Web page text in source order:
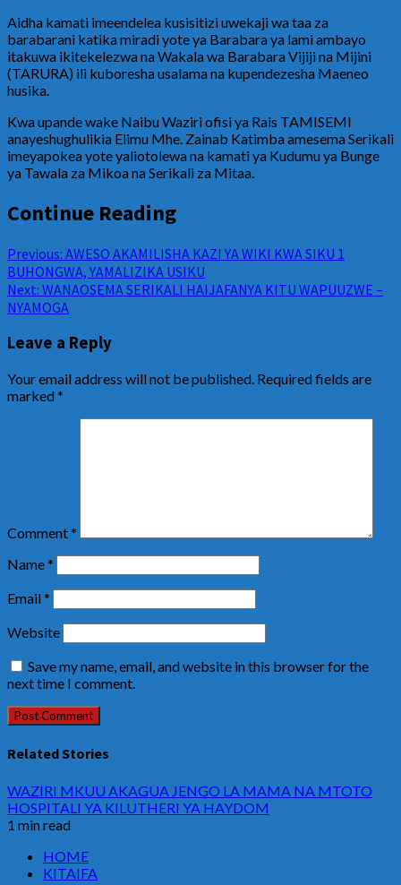
Aidha kamati imeendelea kusisitizi uwekaji wa taa za
barabarani katika miradi yote ya Barabara ya lami ambayo
itakuwa ikitekelezwa na Wakala wa Barabara Vijiji na Mijini
(TARURA) ili kuboresha usalama na kupendezesha Maeneo
husika.
Kwa upande wake Naibu Waziri ofisi ya Rais TAMISEMI
anayeshughulikia Elimu Mhe. Zainab Katimba amesema Serikali
imeyapokea yote yaliotolewa na kamati ya Kudumu ya Bunge
ya Tawala za Mikoa na Serikali za Mitaa.
Continue Reading
Previous: AWESO AKAMILISHA KAZI YA WIKI KWA SIKU 1
BUHONGWA, YAMALIZIKA USIKU
Next: WANAOSEMA SERIKALI HAIJAFANYA KITU WAPUUZWE –
NYAMOGA
Leave a Reply
Your email address will not be published. Required fields are
marked*
Comment*
Name*
Email*
Website
Save my name, email, and website in this browser for the
next time I comment.
Related Stories
WAZIRI MKUU AKAGUA JENGO LA MAMA NA MTOTO
HOSPITALI YA KILUTHERI YA HAYDOM
1 min read
HOME
KITAIFA